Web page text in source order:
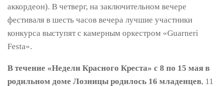
аккордеон). В четверг, на заключительном вечере
фестиваля в шесть часов вечера лучшие участники
конкурса выступят с камерным оркестром «Guarneri
Festa».
В течение «Недели Красного Креста» с 8 по 15 мая в
родильном доме Лозницы родилось 16 младенцев, 11